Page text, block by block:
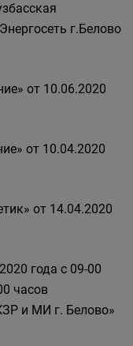
г.Белово
от 10.06.2020
от 10.04.2020
от 14.04.2020
года с 09-00
часов
и МИ г. Белово»